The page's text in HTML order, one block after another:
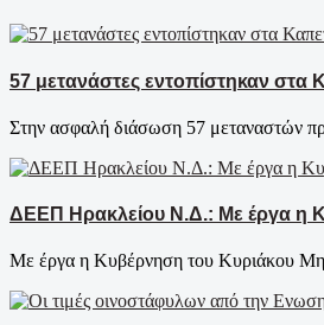
57 μετανάστες εντοπίστηκαν στα
Στην ασφαλή διάσωση 57 μεταναστών
ΔΕΕΠ Ηρακλείου Ν.Δ.: Με έργα η
Με έργα η Κυβέρνηση του Κυριάκου